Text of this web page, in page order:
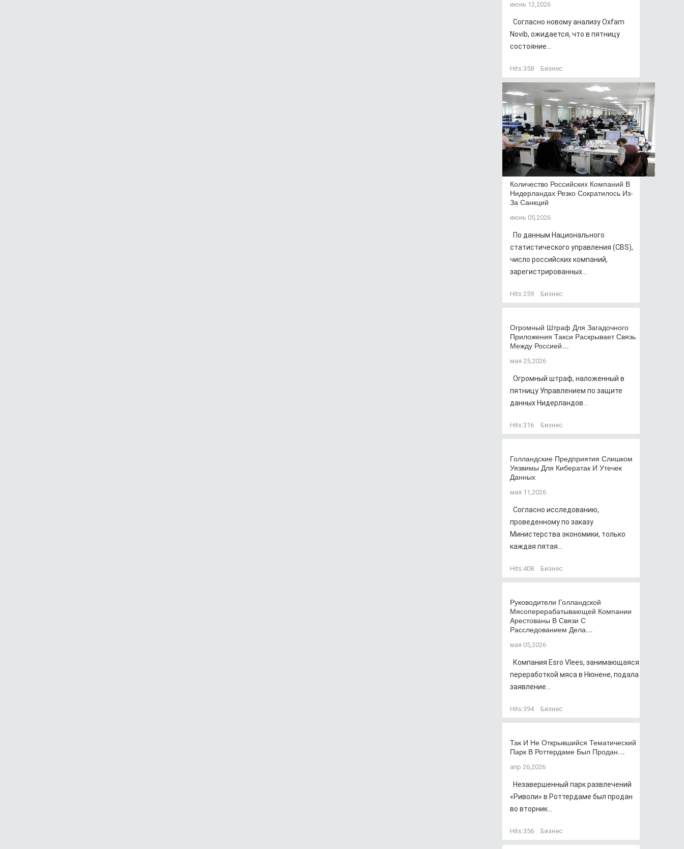
июнь 12,2026
Согласно новому анализу Oxfam
Novib, ожидается, что в пятницу
состояние...
Hits:358 Бизнес
Количество Российских Компаний В
Нидерландах Резко Сократилось Из-
За Санкций
июнь 05,2026
По данным Национального
статистического управления (CBS),
число российских компаний,
зарегистрированных...
Hits:259 Бизнес
Огромный Штраф Для Загадочного
Приложения Такси Раскрывает Связь
Между Россией…
мая 25,2026
Огромный штраф, наложенный в
пятницу Управлением по защите
данных Нидерландов...
Hits:316 Бизнес
Голландские Предприятия Слишком
Уязвимы Для Кибератак И Утечек
Данных
мая 11,2026
Согласно исследованию,
проведенному по заказу
Министерства экономики, только
каждая пятая...
Hits:408 Бизнес
Руководители Голландской
Мясоперерабатывающей Компании
Арестованы В Связи С
Расследованием Дела…
мая 05,2026
Компания Esro Vlees, занимающаяся
переработкой мяса в Нюнене, подала
заявление...
Hits:394 Бизнес
Так И Не Открывшийся Тематический
Парк В Роттердаме Был Продан…
апр 26,2026
Незавершенный парк развлечений
«Риволи» в Роттердаме был продан
во вторник...
Hits:356 Бизнес